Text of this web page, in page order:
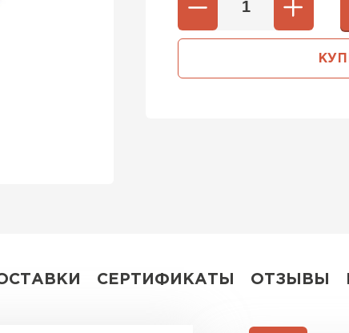
СЕРТИФИКАТЫ ОТЗЫВЫ